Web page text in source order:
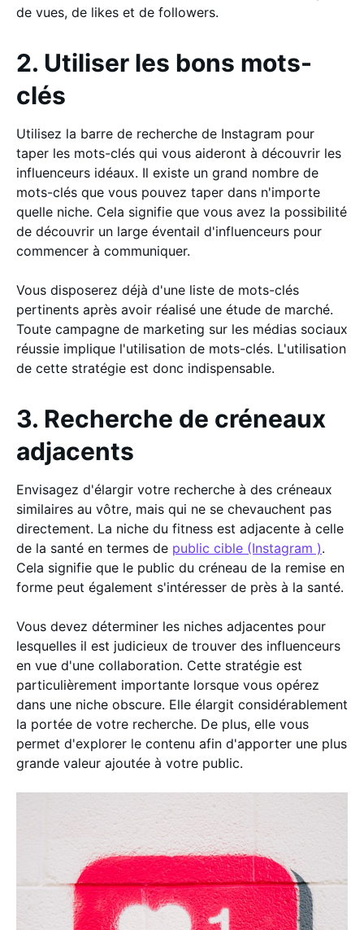
de vues, de likes et de followers.
2. Utiliser les bons mots-
clés
Utilisez la barre de recherche de Instagram pour
taper les mots-clés qui vous aideront à découvrir les
influenceurs idéaux. Il existe un grand nombre de
mots-clés que vous pouvez taper dans n'importe
quelle niche. Cela signifie que vous avez la possibilité
de découvrir un large éventail d'influenceurs pour
commencer à communiquer.
Vous disposerez déjà d'une liste de mots-clés
pertinents après avoir réalisé une étude de marché.
Toute campagne de marketing sur les médias sociaux
réussie implique l'utilisation de mots-clés. L'utilisation
de cette stratégie est donc indispensable.
3. Recherche de créneaux
adjacents
Envisagez d'élargir votre recherche à des créneaux
similaires au vôtre, mais qui ne se chevauchent pas
directement. La niche du fitness est adjacente à celle
de la santé en termes de public cible (Instagram ).
Cela signifie que le public du créneau de la remise en
forme peut également s'intéresser de près à la santé.
Vous devez déterminer les niches adjacentes pour
lesquelles il est judicieux de trouver des influenceurs
en vue d'une collaboration. Cette stratégie est
particulièrement importante lorsque vous opérez
dans une niche obscure. Elle élargit considérablement
la portée de votre recherche. De plus, elle vous
permet d'explorer le contenu afin d'apporter une plus
grande valeur ajoutée à votre public.